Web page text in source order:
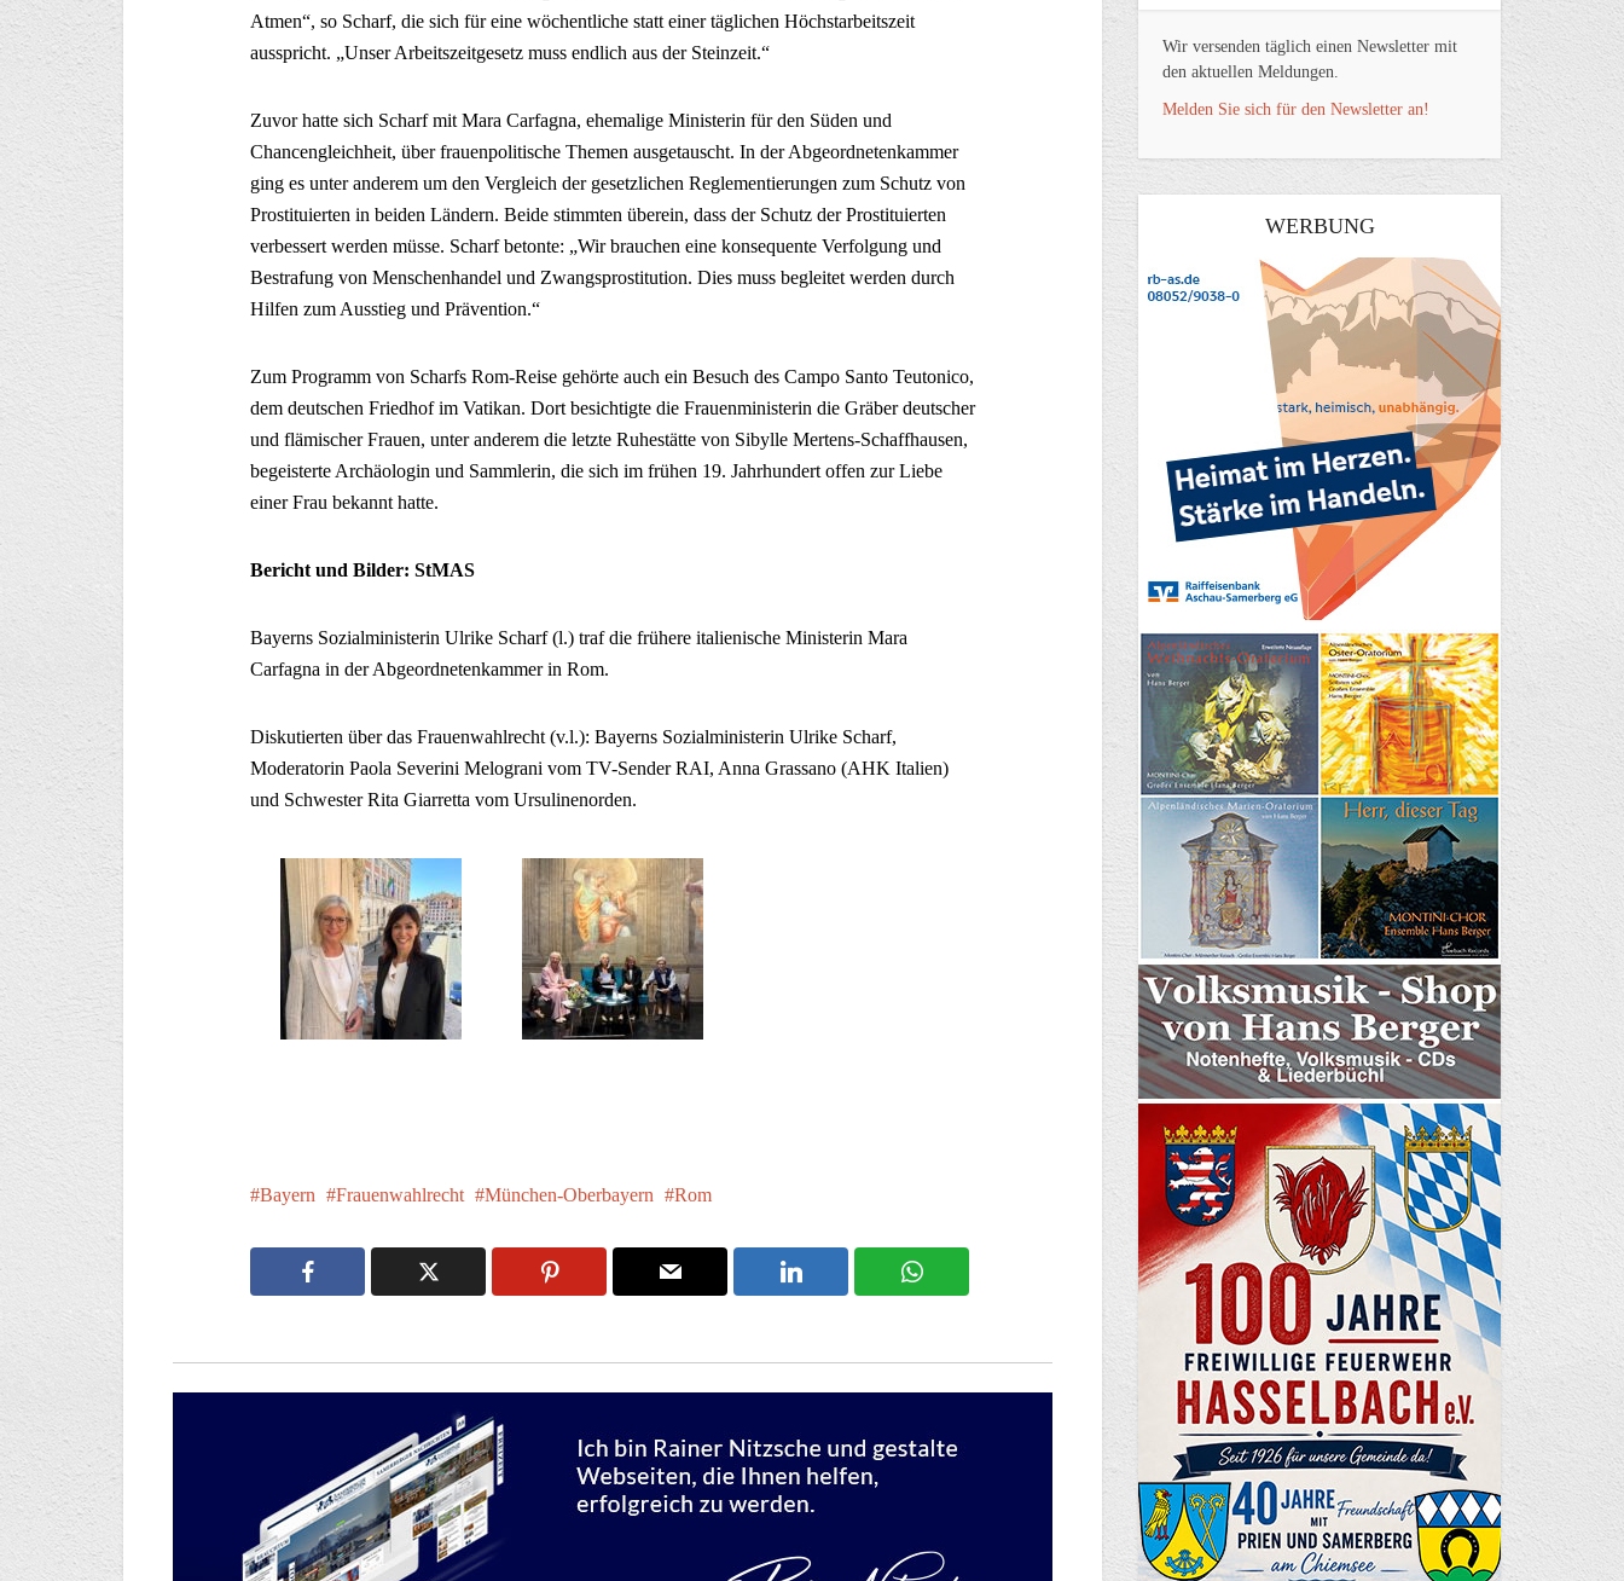
Atmen“, so Scharf, die sich für eine wöchentliche statt einer täglichen Höchstarbeitszeit
ausspricht. „Unser Arbeitszeitgesetz muss endlich aus der Steinzeit.“
Zuvor hatte sich Scharf mit Mara Carfagna, ehemalige Ministerin für den Süden und
Chancengleichheit, über frauenpolitische Themen ausgetauscht. In der Abgeordnetenkammer
ging es unter anderem um den Vergleich der gesetzlichen Reglementierungen zum Schutz von
Prostituierten in beiden Ländern. Beide stimmten überein, dass der Schutz der Prostituierten
verbessert werden müsse. Scharf betonte: „Wir brauchen eine konsequente Verfolgung und
Bestrafung von Menschenhandel und Zwangsprostitution. Dies muss begleitet werden durch
Hilfen zum Ausstieg und Prävention.“
Zum Programm von Scharfs Rom-Reise gehörte auch ein Besuch des Campo Santo Teutonico,
dem deutschen Friedhof im Vatikan. Dort besichtigte die Frauenministerin die Gräber deutscher
und flämischer Frauen, unter anderem die letzte Ruhestätte von Sibylle Mertens-Schaffhausen,
begeisterte Archäologin und Sammlerin, die sich im frühen 19. Jahrhundert offen zur Liebe
einer Frau bekannt hatte.
Bericht und Bilder: StMAS
Bayerns Sozialministerin Ulrike Scharf (l.) traf die frühere italienische Ministerin Mara
Carfagna in der Abgeordnetenkammer in Rom.
Diskutierten über das Frauenwahlrecht (v.l.): Bayerns Sozialministerin Ulrike Scharf,
Moderatorin Paola Severini Melograni vom TV-Sender RAI, Anna Grassano (AHK Italien)
und Schwester Rita Giarretta vom Ursulinenorden.
Bayern Frauenwahlrecht München-Oberbayern Rom
Wir versenden täglich einen Newsletter mit
den aktuellen Meldungen.
Melden Sie sich für den Newsletter an!
WERBUNG